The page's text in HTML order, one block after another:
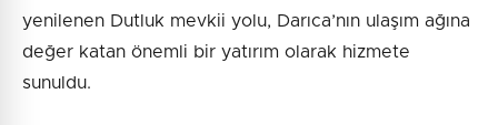
yenilenen Dutluk mevkii yolu, Darıca’nın ulaşım ağına
değer katan önemli bir yatırım olarak hizmete
sunuldu.